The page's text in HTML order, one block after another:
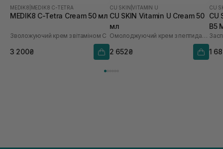
MEDIK8 MEDIK8 C-TETRA
MEDIK8 C-Tetra Cream 50 мл
Зволожуючий крем з вітаміном C
3 200₴
CU SKIN |VITAMIN U
CU SKIN Vitamin U Cream 50
мл
Омолоджуючий крем з пептидами і вітаміном U
2 652₴
CU
CU
B5
1